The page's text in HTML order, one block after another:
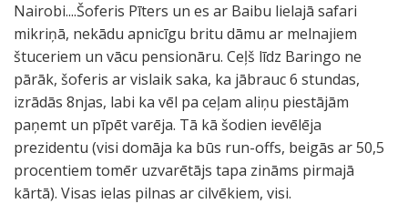
Nairobi....Šoferis Pīters un es ar Baibu lielajā safari
mikriņā, nekādu apnicīgu britu dāmu ar melnajiem
štuceriem un vācu pensionāru. Ceļš līdz Baringo ne
pārāk, šoferis ar vislaik saka, ka jābrauc 6 stundas,
izrādās 8njas, labi ka vēl pa ceļam aliņu piestājām
paņemt un pīpēt varēja. Tā kā šodien ievēlēja
prezidentu (visi domāja ka būs run-offs, beigās ar 50,5
procentiem tomēr uzvarētājs tapa zināms pirmajā
kārtā). Visas ielas pilnas ar cilvēkiem, visi.